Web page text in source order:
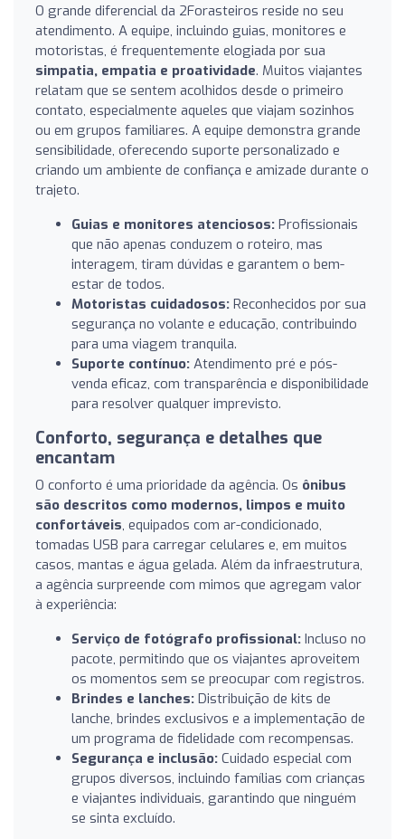
O grande diferencial da 2Forasteiros reside no seu
atendimento. A equipe, incluindo guias, monitores e
motoristas, é frequentemente elogiada por sua
simpatia, empatia e proatividade. Muitos viajantes
relatam que se sentem acolhidos desde o primeiro
contato, especialmente aqueles que viajam sozinhos
ou em grupos familiares. A equipe demonstra grande
sensibilidade, oferecendo suporte personalizado e
criando um ambiente de confiança e amizade durante o
trajeto.
Guias e monitores atenciosos: Profissionais
que não apenas conduzem o roteiro, mas
interagem, tiram dúvidas e garantem o bem-
estar de todos.
Motoristas cuidadosos: Reconhecidos por sua
segurança no volante e educação, contribuindo
para uma viagem tranquila.
Suporte contínuo: Atendimento pré e pós-
venda eficaz, com transparência e disponibilidade
para resolver qualquer imprevisto.
Conforto, segurança e detalhes que
encantam
O conforto é uma prioridade da agência. Os ônibus
são descritos como modernos, limpos e muito
confortáveis, equipados com ar-condicionado,
tomadas USB para carregar celulares e, em muitos
casos, mantas e água gelada. Além da infraestrutura,
a agência surpreende com mimos que agregam valor
à experiência:
Serviço de fotógrafo profissional: Incluso no
pacote, permitindo que os viajantes aproveitem
os momentos sem se preocupar com registros.
Brindes e lanches: Distribuição de kits de
lanche, brindes exclusivos e a implementação de
um programa de fidelidade com recompensas.
Segurança e inclusão: Cuidado especial com
grupos diversos, incluindo famílias com crianças
e viajantes individuais, garantindo que ninguém
se sinta excluído.